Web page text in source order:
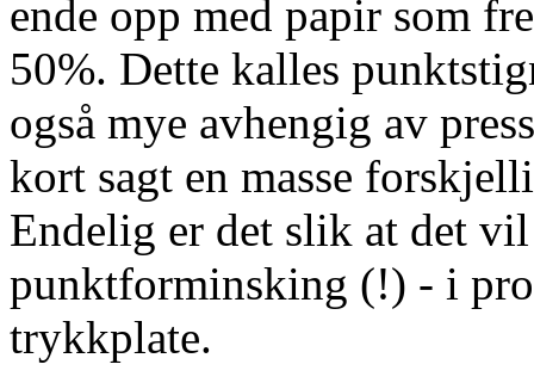
ende opp med papir som
50%. Dette kalles
også mye avhengig av
kort sagt en masse
Endelig er det slik at det
punktforminsking (!) - i
trykkplate.